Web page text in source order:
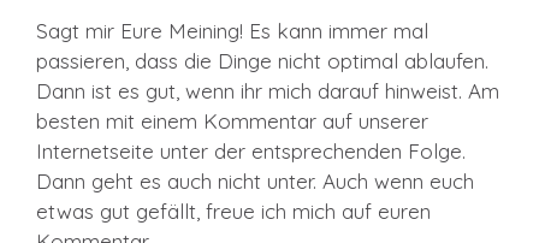
Sagt mir Eure Meining! Es kann immer mal
passieren, dass die Dinge nicht optimal ablaufen.
Dann ist es gut, wenn ihr mich darauf hinweist. Am
besten mit einem Kommentar auf unserer
Internetseite unter der entsprechenden Folge.
Dann geht es auch nicht unter. Auch wenn euch
etwas gut gefällt, freue ich mich auf euren